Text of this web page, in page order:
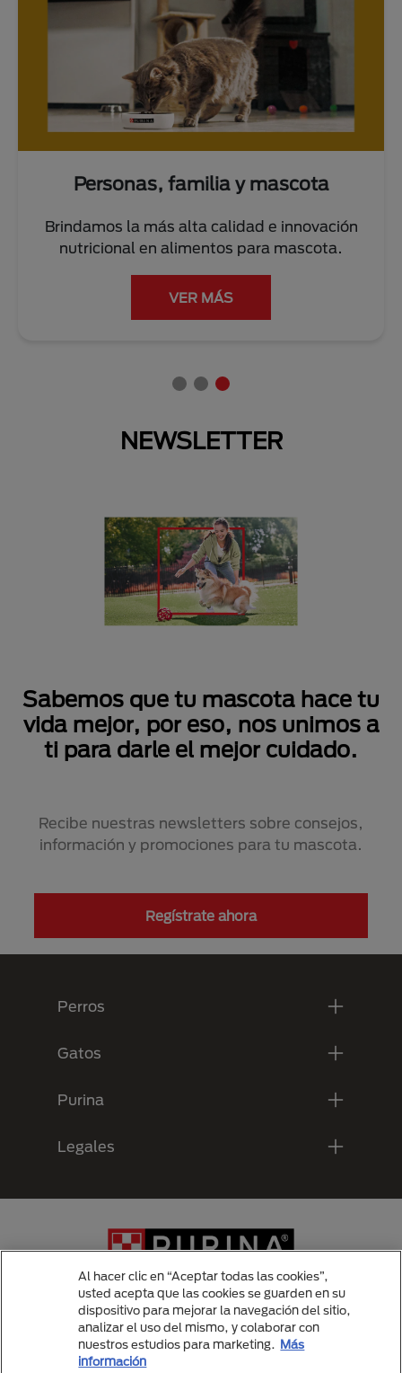
Personas, familia y mascota
Brindamos la más alta calidad e innovación
nutricional en alimentos para mascota.
VER MÁS
NEWSLETTER
Sabemos que tu mascota hace tu
vida mejor, por eso, nos unimos a
ti para darle el mejor cuidado.
Recibe nuestras newsletters sobre consejos,
información y promociones para tu mascota.
Regístrate ahora
Perros
Gatos
Purina
Legales
Menu Footer Secundario Purina
Al hacer clic en “Aceptar todas las cookies”,
usted acepta que las cookies se guarden en su
dispositivo para mejorar la navegación del sitio,
analizar el uso del mismo, y colaborar con
nuestros estudios para marketing. Más
información